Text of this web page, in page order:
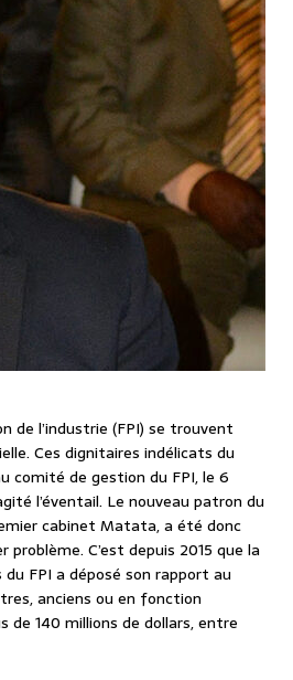
de l’industrie (FPI) se trouvent
Ces dignitaires indélicats du
comité de gestion du FPI, le 6
l’éventail. Le nouveau patron du
cabinet Matata, a été donc
C’est depuis 2015 que la
FPI a déposé son rapport au
anciens ou en fonction
140 millions de dollars, entre